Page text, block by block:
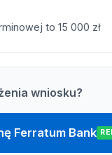
to 15 000 zł
wniosku?
Ferratum Bank